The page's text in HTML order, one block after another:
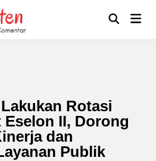
OpenMain
Rotasi
Eselon II, Dorong
dan
Publik